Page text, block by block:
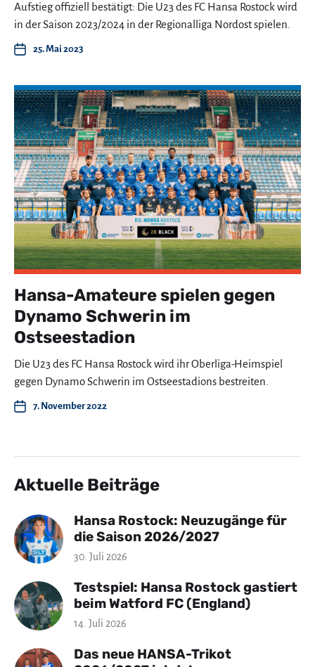
Aufstieg offiziell bestätigt: Die U23 des FC Hansa Rostock wird
in der Saison 2023/2024 in der Regionalliga Nordost spielen.
25. Mai 2023
Hansa-Amateure spielen gegen
Dynamo Schwerin im
Ostseestadion
Die U23 des FC Hansa Rostock wird ihr Oberliga-Heimspiel
gegen Dynamo Schwerin im Ostseestadions bestreiten.
7. November 2022
Aktuelle Beiträge
Hansa Rostock: Neuzugänge für
die Saison 2026/2027
30. Juli 2026
Testspiel: Hansa Rostock gastiert
beim Watford FC (England)
14. Juli 2026
Das neue HANSA-Trikot